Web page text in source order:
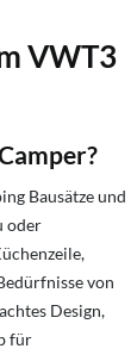
VWT3
Bausätze und
oder
von
Design,
für